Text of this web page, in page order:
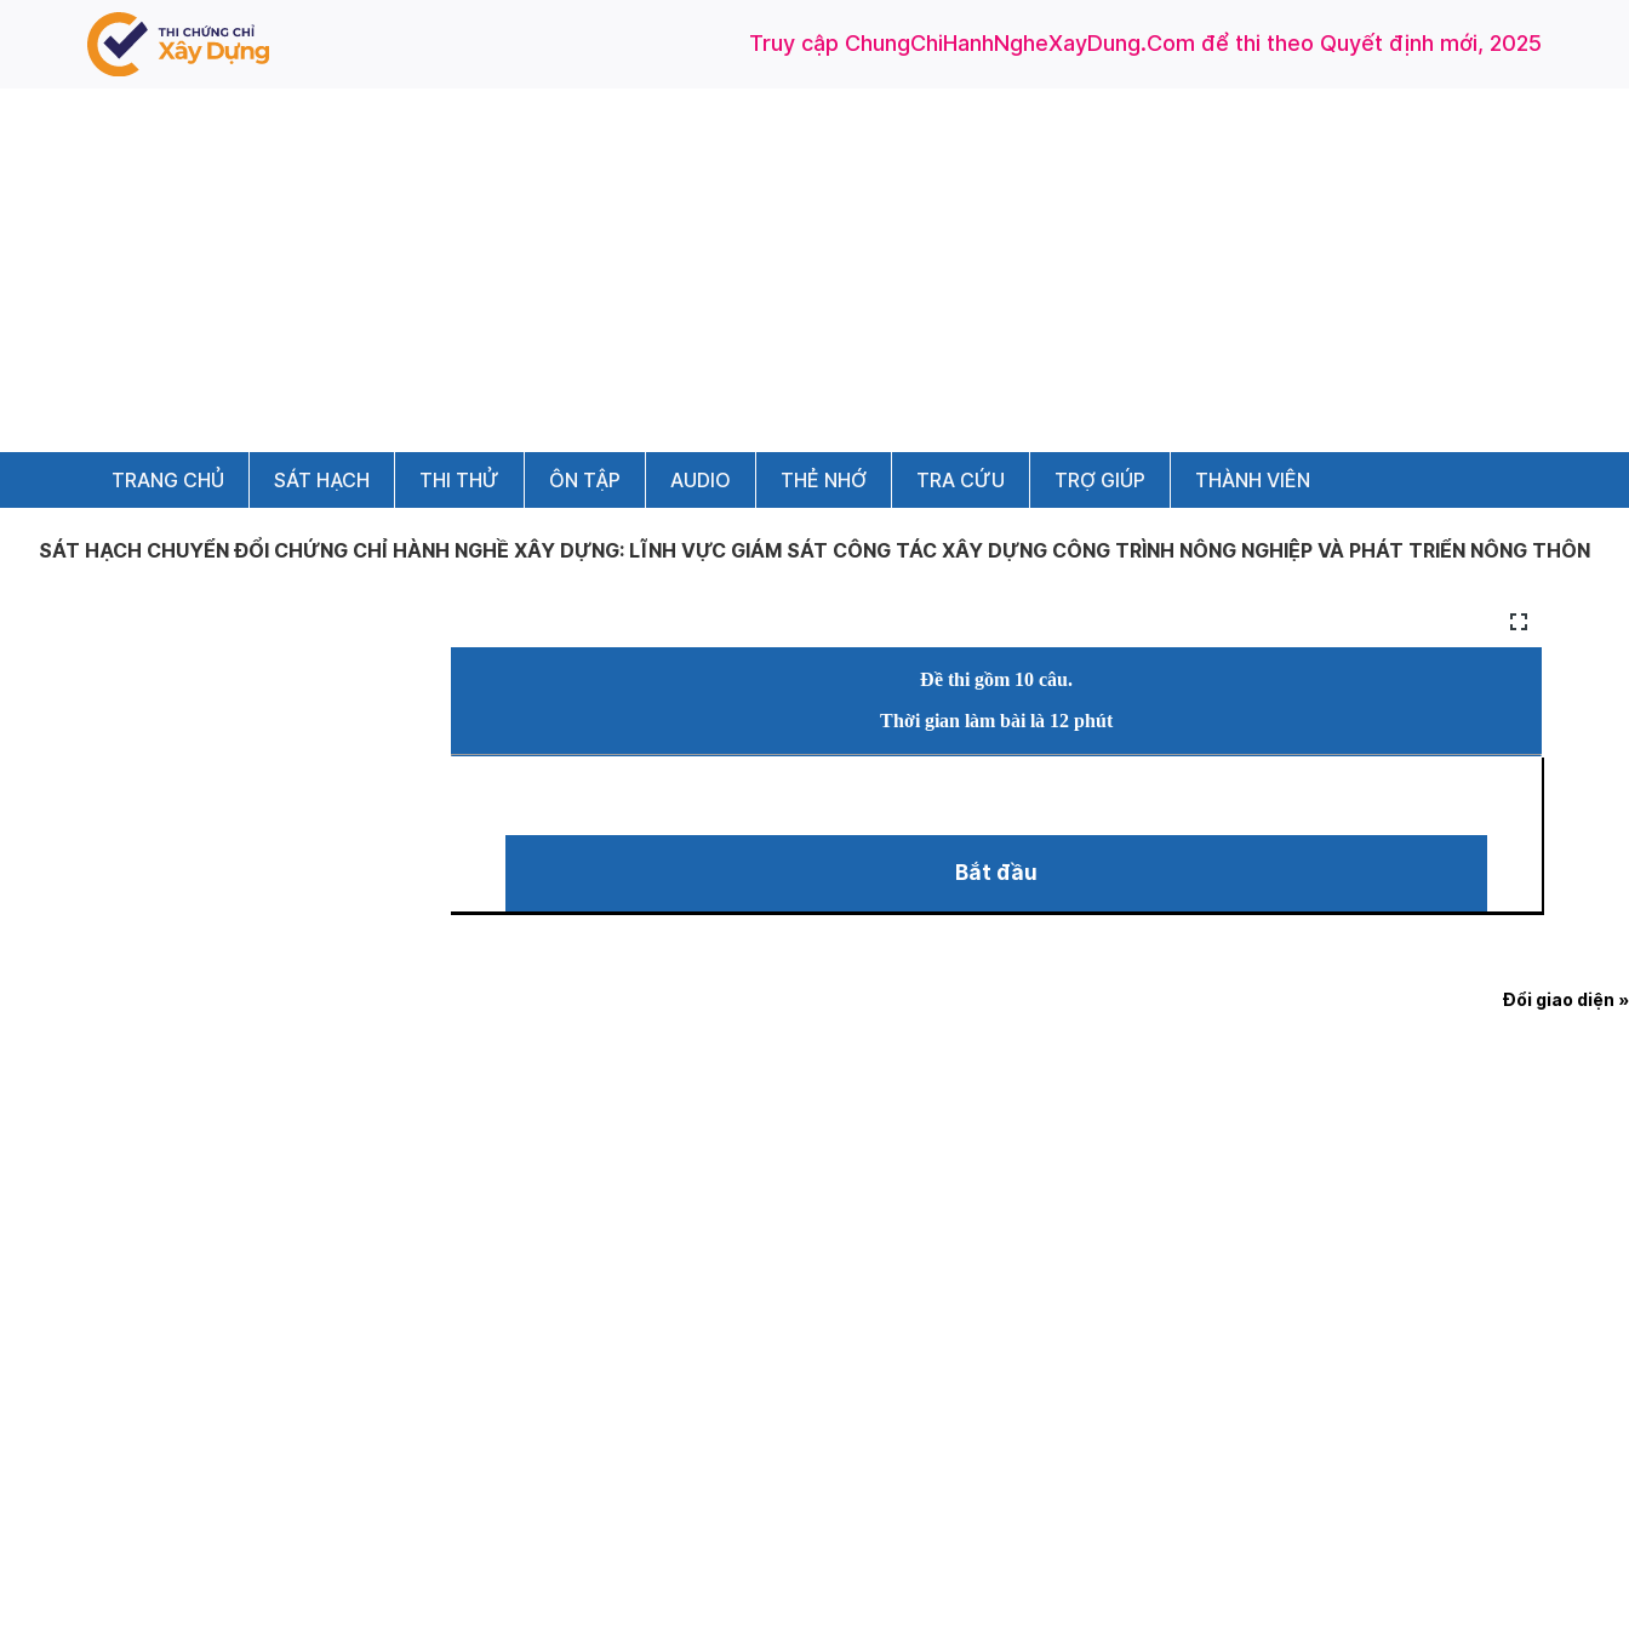
Truy cập ChungChiHanhNgheXayDung.Com để thi theo Quyết định mới, 2025
TRANG CHỦ SÁT HẠCH THI THỬ ÔN TẬP AUDIO THẺ NHỚ TRA CỨU TRỢ GIÚP THÀNH VIÊN
SÁT HẠCH CHUYỂN ĐỔI CHỨNG CHỈ HÀNH NGHỀ XÂY DỰNG: LĨNH VỰC GIÁM SÁT CÔNG TÁC XÂY DỰNG CÔNG TRÌNH NÔNG NGHIỆP VÀ PHÁT TRIỂN NÔNG THÔN
Đề thi gồm 10 câu.
Thời gian làm bài là 12 phút
Đổi giao diện »